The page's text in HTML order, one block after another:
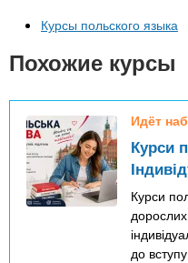
i
e
n
s
н
MBA
За
Курсы польского языка
Похожие курсы
Идёт
Курси
Курси
до